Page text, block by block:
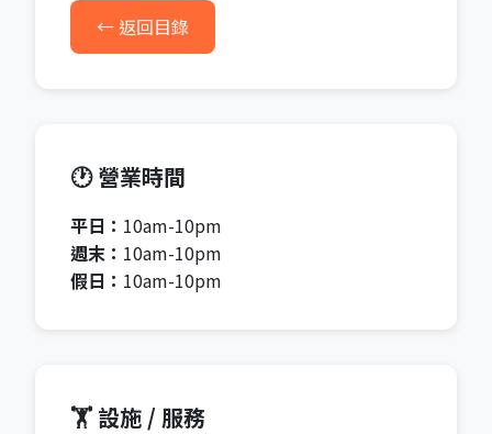
← 返回目錄
🕐 營業時間
平日： 10am-10pm
週末： 10am-10pm
假日： 10am-10pm
🏋️ 設施 / 服務